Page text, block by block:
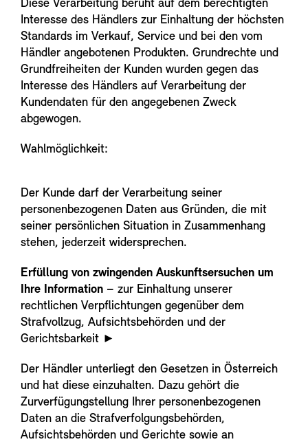
Diese Verarbeitung beruht auf dem berechtigten
Interesse des Händlers zur Einhaltung der höchsten
Standards im Verkauf, Service und bei den vom
Händler angebotenen Produkten. Grundrechte und
Grundfreiheiten der Kunden wurden gegen das
Interesse des Händlers auf Verarbeitung der
Kundendaten für den angegebenen Zweck
abgewogen.
Wahlmöglichkeit:
Der Kunde darf der Verarbeitung seiner
personenbezogenen Daten aus Gründen, die mit
seiner persönlichen Situation in Zusammenhang
stehen, jederzeit widersprechen.
Erfüllung von zwingenden Auskunftsersuchen um
Ihre Information – zur Einhaltung unserer
rechtlichen Verpflichtungen gegenüber dem
Strafvollzug, Aufsichtsbehörden und der
Gerichtsbarkeit ►
Der Händler unterliegt den Gesetzen in Österreich
und hat diese einzuhalten. Dazu gehört die
Zurverfügungstellung Ihrer personenbezogenen
Daten an die Strafverfolgungsbehörden,
Aufsichtsbehörden und Gerichte sowie an